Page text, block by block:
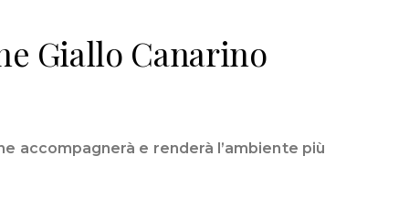
Giallo Canarino
accompagnerà e renderà l’ambiente più